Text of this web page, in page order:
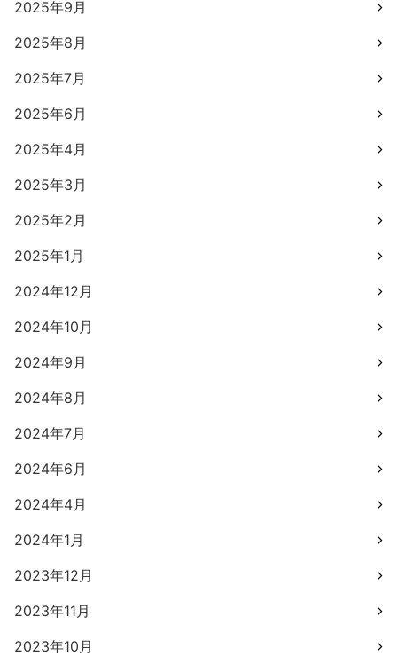
2025年9月
2025年8月
2025年7月
2025年6月
2025年4月
2025年3月
2025年2月
2025年1月
2024年12月
2024年10月
2024年9月
2024年8月
2024年7月
2024年6月
2024年4月
2024年1月
2023年12月
2023年11月
2023年10月